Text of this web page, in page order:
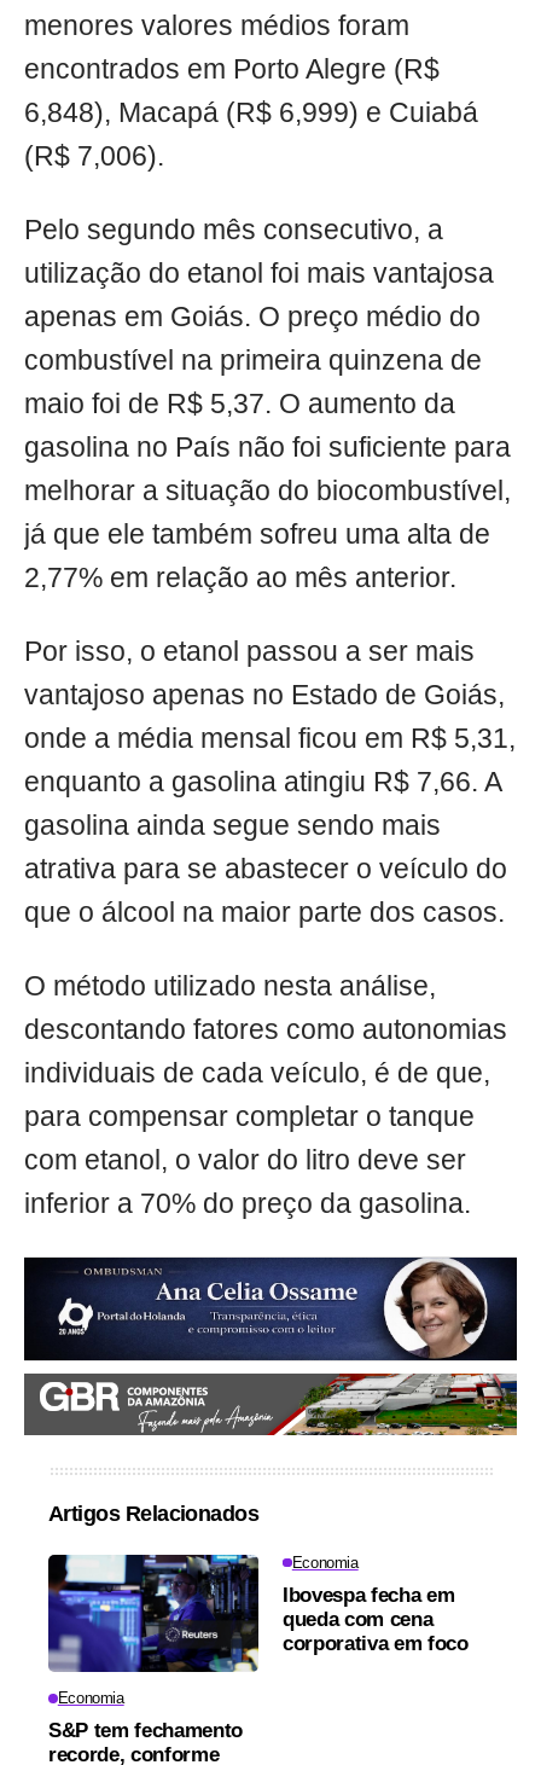
menores valores médios foram
encontrados em Porto Alegre (R$
6,848), Macapá (R$ 6,999) e Cuiabá
(R$ 7,006).
Pelo segundo mês consecutivo, a
utilização do etanol foi mais vantajosa
apenas em Goiás. O preço médio do
combustível na primeira quinzena de
maio foi de R$ 5,37. O aumento da
gasolina no País não foi suficiente para
melhorar a situação do biocombustível,
já que ele também sofreu uma alta de
2,77% em relação ao mês anterior.
Por isso, o etanol passou a ser mais
vantajoso apenas no Estado de Goiás,
onde a média mensal ficou em R$ 5,31,
enquanto a gasolina atingiu R$ 7,66. A
gasolina ainda segue sendo mais
atrativa para se abastecer o veículo do
que o álcool na maior parte dos casos.
O método utilizado nesta análise,
descontando fatores como autonomias
individuais de cada veículo, é de que,
para compensar completar o tanque
com etanol, o valor do litro deve ser
inferior a 70% do preço da gasolina.
Artigos Relacionados
Economia
S&P tem fechamento
recorde, conforme
Economia
Ibovespa fecha em
queda com cena
corporativa em foco